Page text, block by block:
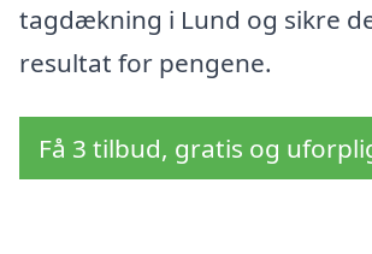
tagdækning i Lund og sikre
resultat for pengene.
Få 3 tilbud, gratis og